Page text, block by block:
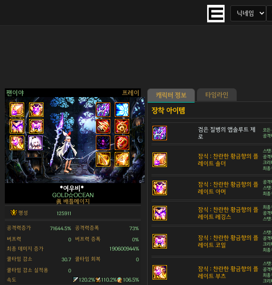
팬이야 프레이
>
*여우비*
GOLD☆OCEAN
眞 배틀메이지
명성 125911
공격력증가 71644.5% 공격력증폭 73%
버프력 0 버프력 증폭 0%
최종 데미지 증가
190600944%
쿨타임 감소
30.7 쿨타임 회복 0
쿨타임 감소 실적용 0
속도 120.2% 110.2% 106.5%
캐릭터 정보 타임라인
검은 질병의 앱솔루트 제
로
모든
공격
잠식 : 찬란한 황금향의 플
레이트 숄더
스
공격
크리
최종
잠식 : 찬란한 황금향의 플
레이트 아머
공격
스
최종
잠식 : 찬란한 황금향의 플
레이트 레깅스
최종
공격
스
잠식 : 찬란한 황금향의 플
레이트 코일
스
공격
크리
최종
잠식 : 찬란한 황금향의 플
레이트 부츠
스
공격
최종
크리